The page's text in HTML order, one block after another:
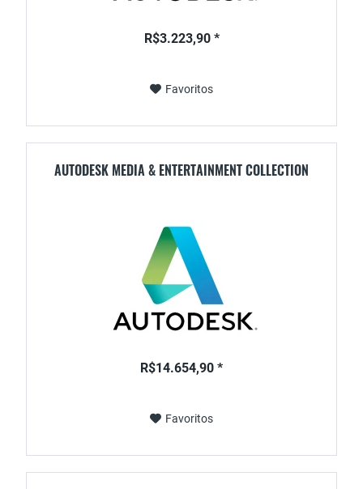
R$3.223,90 *
Favoritos
AUTODESK MEDIA & ENTERTAINMENT COLLECTION
R$14.654,90 *
Favoritos